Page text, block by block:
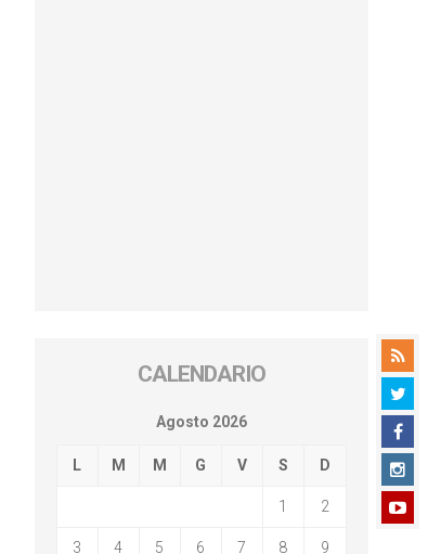
CALENDARIO
Agosto 2026
L M M G V S D
1 2
3 4 5 6 7 8 9